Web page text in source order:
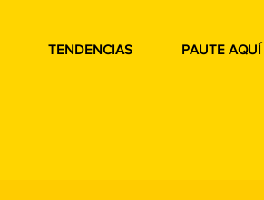
TENDENCIAS PAUTE AQUÍ